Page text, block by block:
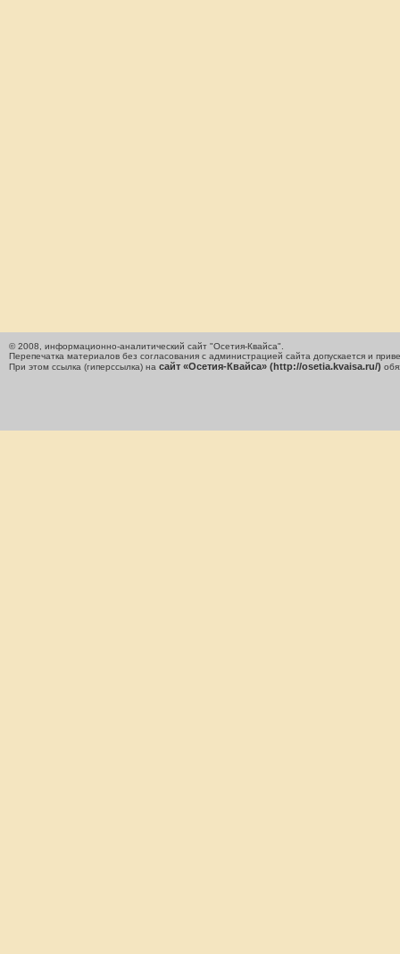
© 2008, информационно-аналитический сайт "Осетия-Квайса".
Перепечатка материалов без согласования с администрацией сайта допускается и
При этом ссылка (гиперссылка) на сайт «Осетия-Квайса» (http://osetia.kvaisa.ru/)